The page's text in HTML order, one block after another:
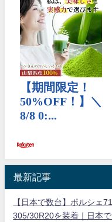
最新記事
【日本で数台】ポルシェ
305/30R20を装着｜日本